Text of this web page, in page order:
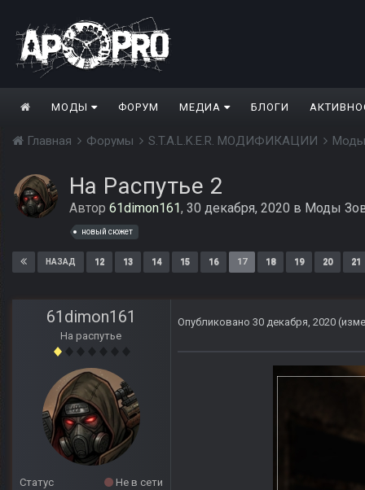
МОДЫ ФОРУМ МЕДИА БЛОГИ
Главная Форумы S.T.A.L.K.E.R. МОДИФИКАЦИИ
На Распутье 2
Автор 61dimon161, 30 декабря, 2020 в Моды
новый сюжет
НАЗАД 12 13 14 15 16 17 18 19 20 21
61dimon161
На распутье
Статус
Не в сети
Опубликовано 30 декабря, 2020